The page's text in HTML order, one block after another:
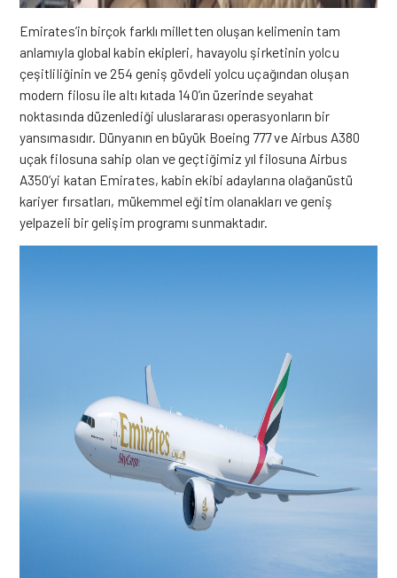
Emirates’in birçok farklı milletten oluşan kelimenin tam
anlamıyla global kabin ekipleri, havayolu şirketinin yolcu
çeşitliliğinin ve 254 geniş gövdeli yolcu uçağından oluşan
modern filosu ile altı kıtada 140’ın üzerinde seyahat
noktasında düzenlediği uluslararası operasyonların bir
yansımasıdır. Dünyanın en büyük Boeing 777 ve Airbus A380
uçak filosuna sahip olan ve geçtiğimiz yıl filosuna Airbus
A350’yi katan Emirates, kabin ekibi adaylarına olağanüstü
kariyer fırsatları, mükemmel eğitim olanakları ve geniş
yelpazeli bir gelişim programı sunmaktadır.